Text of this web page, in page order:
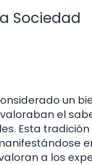
Sociedad
un
el
Esta
a los